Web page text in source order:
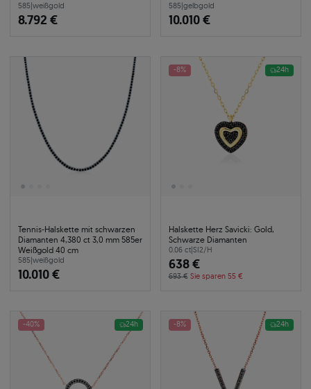
585|weißgold
8.792 €
585|gelbgold
10.010 €
Tennis-Halskette mit schwarzen
Diamanten 4,380 ct 3,0 mm 585er
Weißgold 40 cm
585|weißgold
10.010 €
-8% 24h
Halskette Herz Savicki: Gold,
Schwarze Diamanten
0.06 ct|SI2/H
638 €
693 € Sie sparen 55 €
-40% 24h -8% 24h